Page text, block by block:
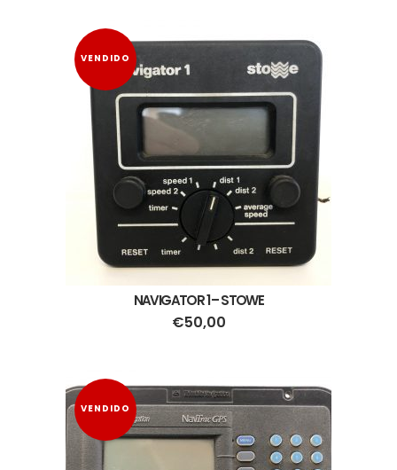
VENDIDO
NAVIGATOR 1 – STOWE
€50,00
VENDIDO